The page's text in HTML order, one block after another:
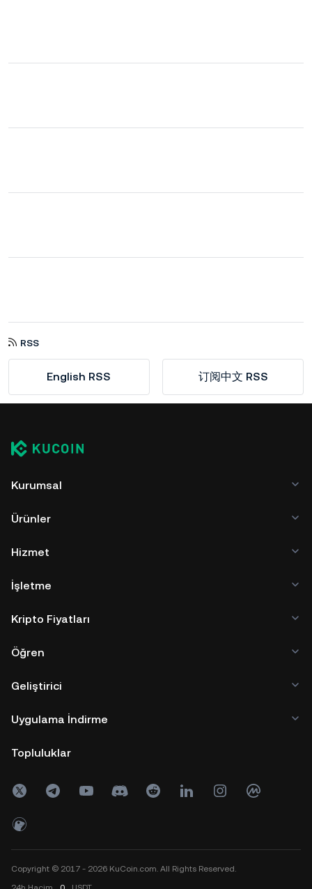
RSS
English RSS 订阅中文 RSS
Kurumsal
Ürünler
Hizmet
İşletme
Kripto Fiyatları
Öğren
Geliştirici
Uygulama İndirme
Topluluklar
Copyright © 2017 - 2026 KuCoin.com. All Rights Reserved.